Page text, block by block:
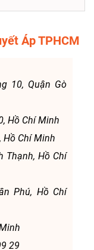
Áp TPHCM
10, Quận Gò
Hồ Chí Minh
Hồ Chí Minh
Thạnh, Hồ Chí
Phú, Hồ Chí
29